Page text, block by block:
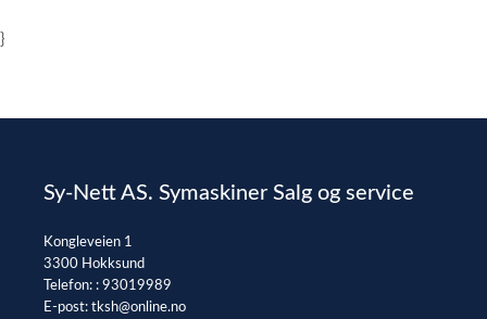
}
Sy-Nett AS. Symaskiner Salg og service
Kongleveien 1
3300 Hokksund
Telefon: : 93019989
E-post: tksh@online.no